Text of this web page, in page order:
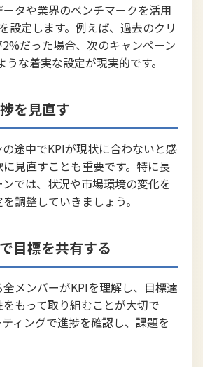
タや業界のベンチマークを活用
設定します。例えば、過去のクリ
だった場合、次のキャンペーン
な着実な設定が現実的です。
を見直す
途中でKPIが現状に合わないと感
見直すことも重要です。特に長
では、状況や市場環境の変化を
調整していきましょう。
目標を共有する
メンバーがKPIを理解し、目標達
もって取り組むことが大切で
ィングで進捗を確認し、課題を